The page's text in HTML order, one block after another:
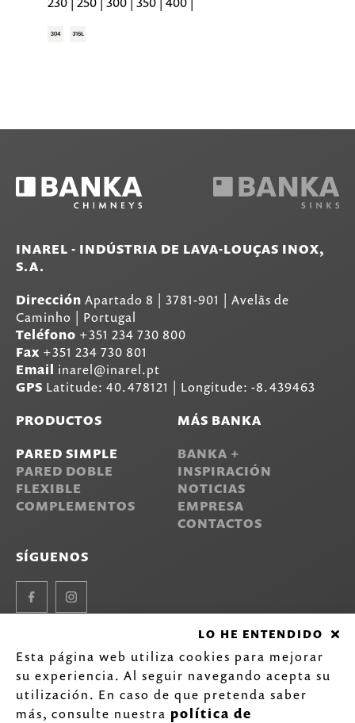
INAREL - INDÚSTRIA DE LAVA-LOUÇAS INOX,
S.A.
Dirección Apartado 8 3781-901
Avelãs de
Caminho | Portugal
Teléfono +351 234 730 800
Fax +351 234 730 801
Email inarel@inarel.pt
GPS Latitude: 40.478121 | Longitude: -8.439463
PRODUCTOS
PARED SIMPLE
PARED DOBLE
FLEXIBLE
COMPLEMENTOS
MÁS BANKA
BANKA +
INSPIRACIÓN
NOTICIAS
EMPRESA
CONTACTOS
SÍGUENOS
FacebookInstagram
2020-2026 Inarel - Indústria de Lava-louças Inox, S.A.
Todos los derechos reservados.Política de privacidad.
by
LO HE ENTENDIDO
Esta página web utiliza cookies para mejorar
su experiencia. Al seguir navegando acepta su
utilización. En caso de que pretenda saber
más, consulte nuestra política de